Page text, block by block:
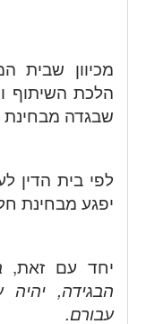
מכיוון שבית
הלכת השיתוף
שבגדה מבחינת
לפי בית הדין
יפגע מבחינת
יחד עם זאת,
הבגידה,
עבורם.